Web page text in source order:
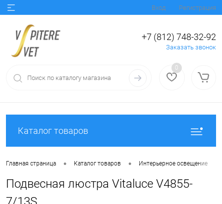
Вход Регистрация
+7 (812) 748-32-92
Заказать звонок
0
Каталог товаров
Главная страница • Каталог товаров • Интерьерное освещение
Подвесная люстра Vitaluce V4855-